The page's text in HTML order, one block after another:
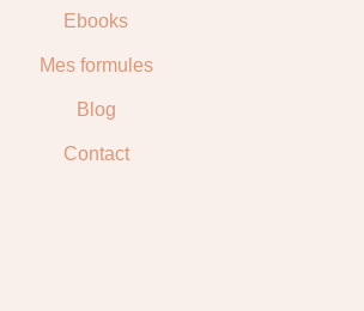
Ebooks
Mes formules
Blog
Contact